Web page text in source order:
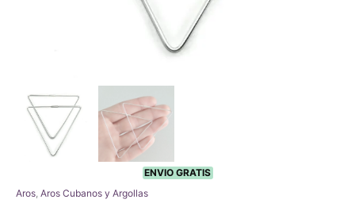
ENVIO GRATIS
Aros, Aros Cubanos y Argollas